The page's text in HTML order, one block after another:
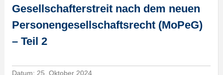
Gesellschafterstreit nach dem neuen
Personengesellschaftsrecht (MoPeG)
– Teil 2
Datum: 25. Oktober 2024